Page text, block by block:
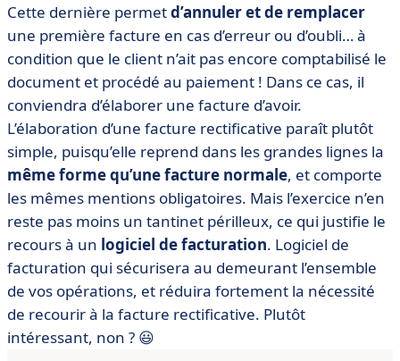
Cette dernière permetd’annuler et de remplacer
une première facture en cas d’erreur ou d’oubli… à
condition que le client n’ait pas encore comptabilisé le
document et procédé au paiement ! Dans ce cas, il
conviendra d’élaborer une facture d’avoir.
L’élaboration d’une facture rectificative paraît plutôt
simple, puisqu’elle reprend dans les grandes lignes la
même forme qu’une facture normale, et comporte
les mêmes mentions obligatoires. Mais l’exercice n’en
reste pas moins un tantinet périlleux, ce qui justifie le
recours à un logiciel de facturation. Logiciel de
facturation qui sécurisera au demeurant l’ensemble
de vos opérations, et réduira fortement la nécessité
de recourir à la facture rectificative. Plutôt
intéressant, non ? 😃